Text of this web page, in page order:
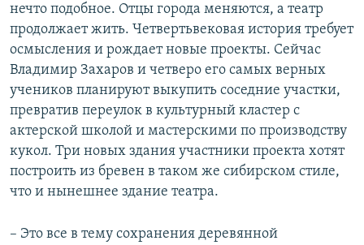
нечто подобное. Отцы города меняются, а театр
продолжает жить. Четвертьвековая история требует
осмысления и рождает новые проекты. Сейчас
Владимир Захаров и четверо его самых верных
учеников планируют выкупить соседние участки,
превратив переулок в культурный кластер с
актерской школой и мастерскими по производству
кукол. Три новых здания участники проекта хотят
построить из бревен в таком же сибирском стиле,
что и нынешнее здание театра.
– Это все в тему сохранения деревянной